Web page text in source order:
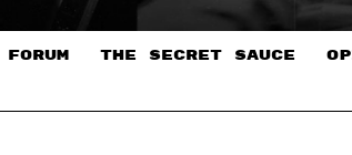
THE SECRET SAUCE​